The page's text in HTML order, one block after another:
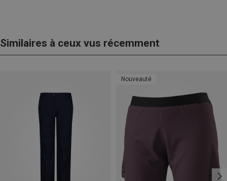
Similaires à ceux vus récemment
Nouveauté